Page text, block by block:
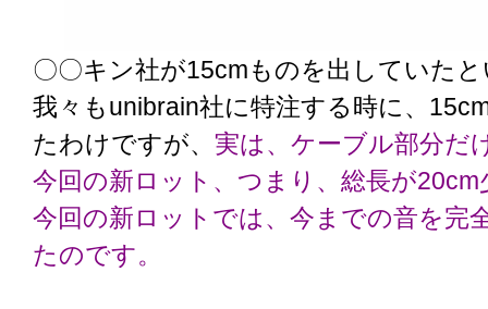
〇〇キン社が15cmものを出していた
我々もunibrain社に特注する時に、
たわけですが、 実は、ケーブル部分だ
今回の新ロット、つまり、総長が
今回の新ロットでは、今までの音を完
たのです。